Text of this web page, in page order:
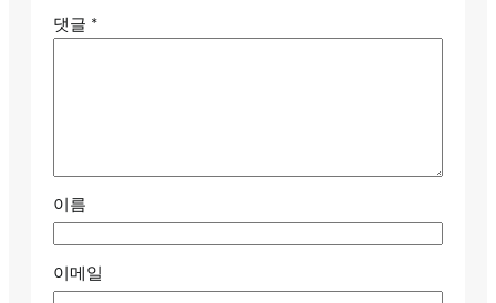
댓글 *
이름
이메일